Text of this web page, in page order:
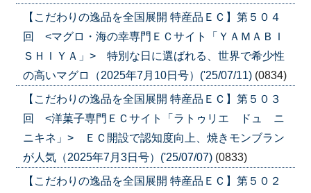
【こだわりの逸品を全国展開 特産品ＥＣ】第５０４
回 <マグロ・海の幸専門ＥＣサイト「ＹＡＭＡＢＩ
ＳＨＩＹＡ」> 特別な日に選ばれる、世界で希少性
の高いマグロ（2025年7月10日号）('25/07/11) (0834)
【こだわりの逸品を全国展開 特産品ＥＣ】第５０３
回 <洋菓子専門ＥＣサイト「ラトゥリエ ドュ ニ
ニキネ」> ＥＣ開設で認知度向上、焼きモンブラン
が人気（2025年7月3日号）('25/07/07) (0833)
【こだわりの逸品を全国展開 特産品ＥＣ】第５０２